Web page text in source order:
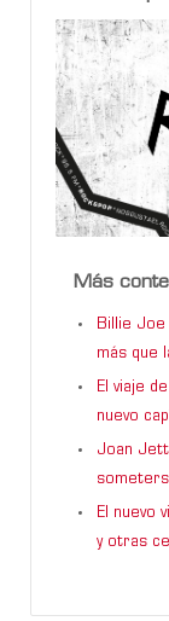
Más
Billie Joe
más que
El viaje
nuevo
Joan
El nuevo
y otras